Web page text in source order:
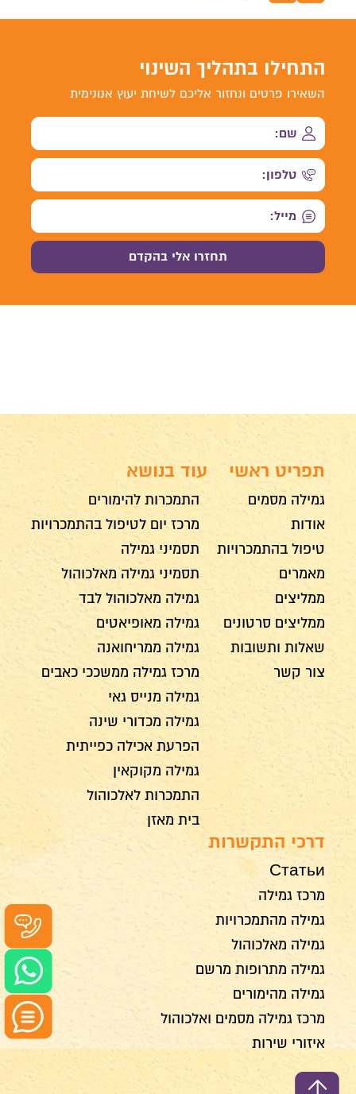
התחילו בתהליך השינוי
השאירו פרטים ונחזור אליכם לשיחת יעוץ אנונימית
תפריט ראשי
גמילה מסמים
אודות
טיפול בהתמכרויות
מאמרים
ממליצים
ממליצים סרטונים
שאלות ותשובות
צור קשר
עוד בנושא
התמכרות להימורים
מרכז יום לטיפול בהתמכרויות
תסמיני גמילה
תסמיני גמילה מאלכוהול
גמילה מאלכוהול לבד
גמילה מאופיאטים
גמילה ממריחואנה
מרכז גמילה ממשככי כאבים
גמילה מנייס גאי
גמילה מכדורי שינה
הפרעת אכילה כפייתית
גמילה מקוקאין
התמכרות לאלכוהול
בית מאזן
דרכי התקשרות
Статьи
מרכז גמילה
גמילה מהתמכרויות
גמילה מאלכוהול
גמילה מתרופות מרשם
גמילה מהימורים
מרכז גמילה מסמים ואלכוהול
איזורי שירות